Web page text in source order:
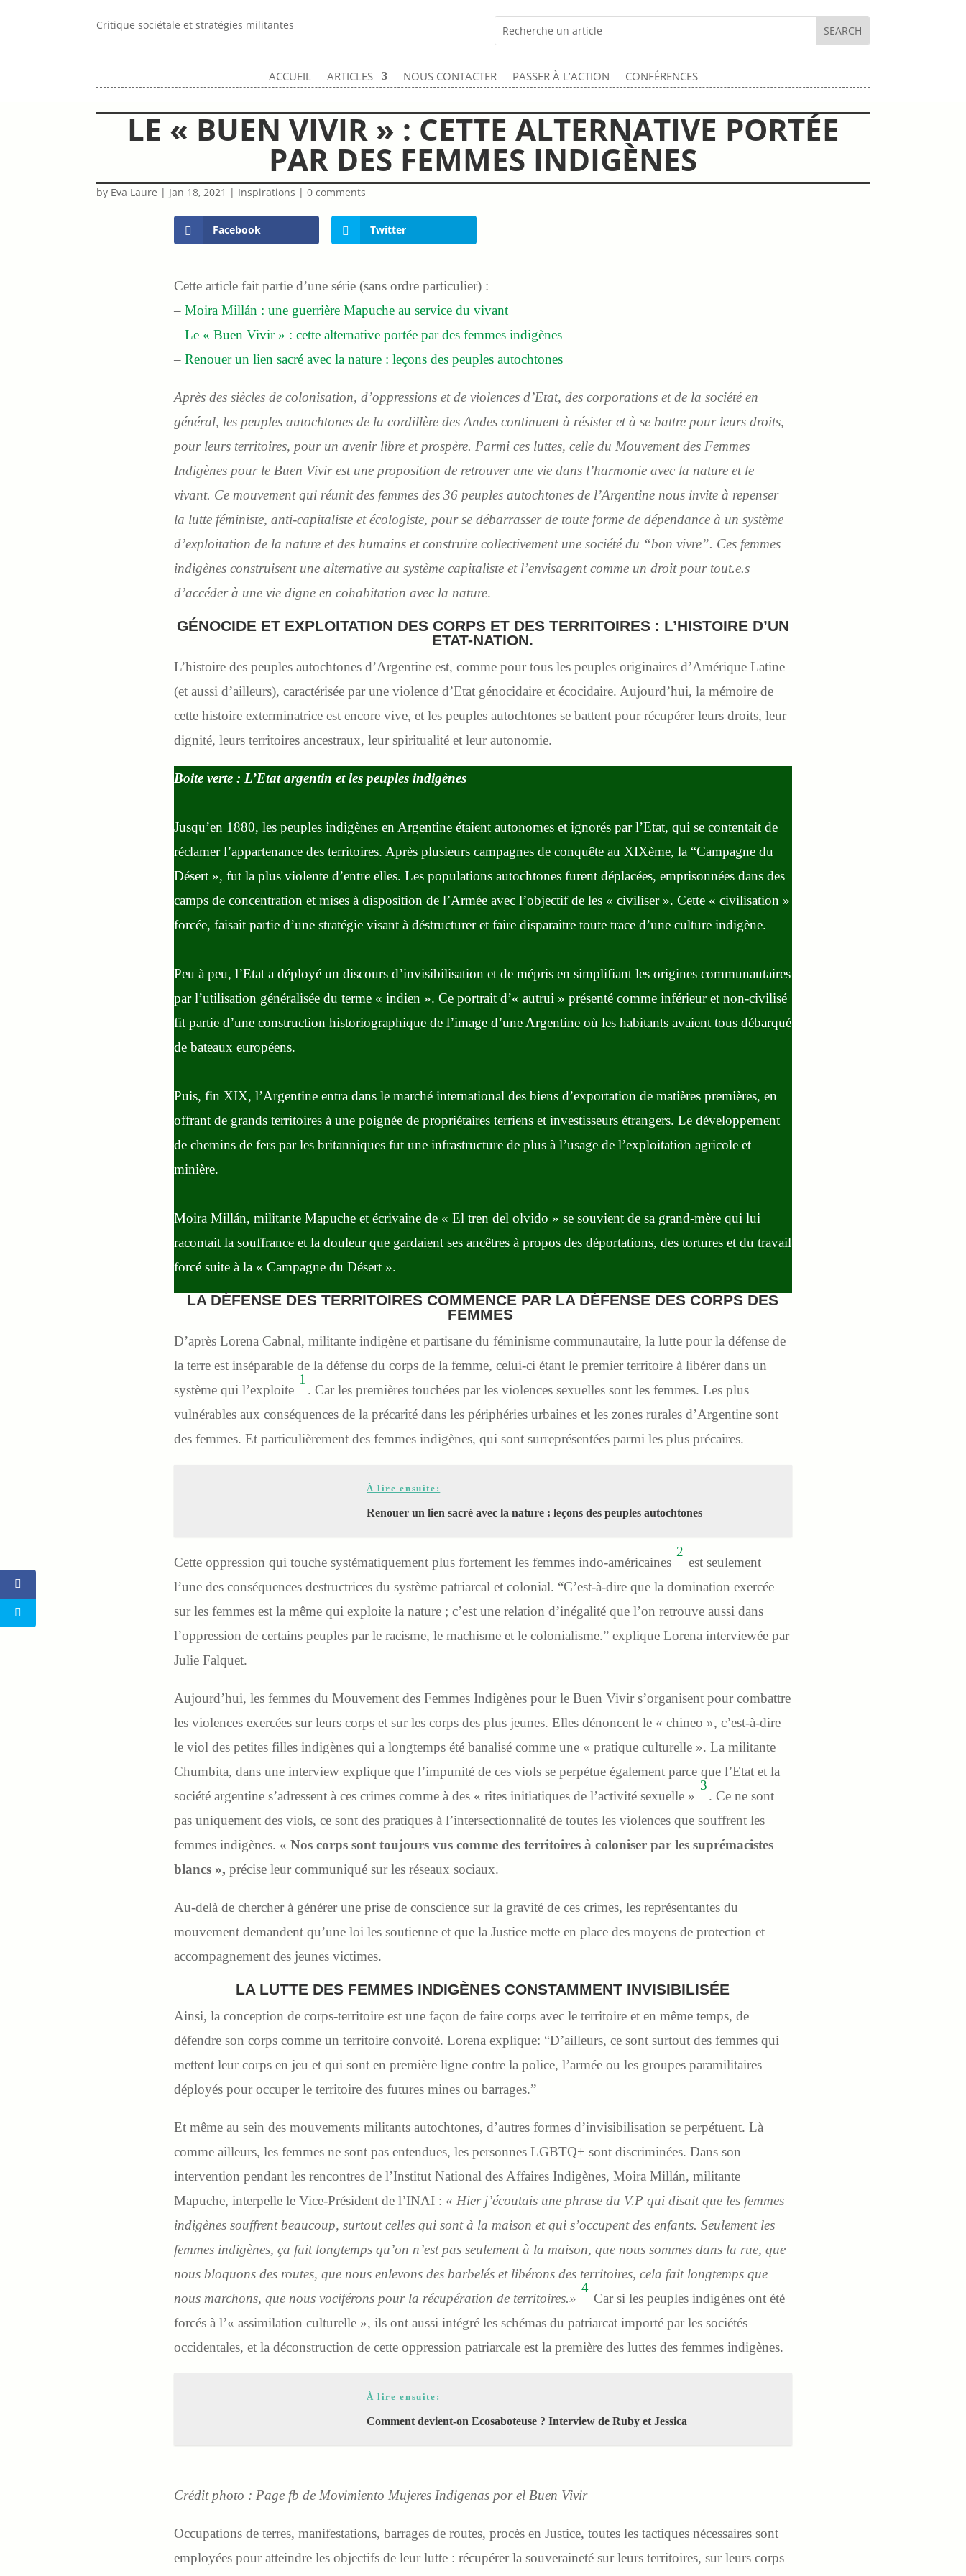
Critique sociétale et stratégies militantes
ACCUEIL ARTICLES NOUS CONTACTER PASSER À L’ACTION CONFÉRENCES
LE « BUEN VIVIR » : CETTE ALTERNATIVE PORTÉE
PAR DES FEMMES INDIGÈNES
by Eva Laure | Jan 18, 2021 | Inspirations |0 comments
Facebook Twitter
Cette article fait partie d’une série (sans ordre particulier) :
– Moira Millán : une guerrière Mapuche au service du vivant
– Le « Buen Vivir » : cette alternative portée par des femmes indigènes
– Renouer un lien sacré avec la nature : leçons des peuples autochtones
Après des siècles de colonisation, d’oppressions et de violences d’Etat, des corporations et de la société en
général, les peuples autochtones de la cordillère des Andes continuent à résister et à se battre pour leurs droits,
pour leurs territoires, pour un avenir libre et prospère. Parmi ces luttes, celle du Mouvement des Femmes
Indigènes pour le Buen Vivir est une proposition de retrouver une vie dans l’harmonie avec la nature et le
vivant. Ce mouvement qui réunit des femmes des 36 peuples autochtones de l’Argentine nous invite à repenser
la lutte féministe, anti-capitaliste et écologiste, pour se débarrasser de toute forme de dépendance à un système
d’exploitation de la nature et des humains et construire collectivement une société du “bon vivre”. Ces femmes
indigènes construisent une alternative au système capitaliste et l’envisagent comme un droit pour tout.e.s
d’accéder à une vie digne en cohabitation avec la nature.
GÉNOCIDE ET EXPLOITATION DES CORPS ET DES TERRITOIRES : L’HISTOIRE D’UN
ETAT-NATION.
L’histoire des peuples autochtones d’Argentine est, comme pour tous les peuples originaires d’Amérique Latine
(et aussi d’ailleurs), caractérisée par une violence d’Etat génocidaire et écocidaire. Aujourd’hui, la mémoire de
cette histoire exterminatrice est encore vive, et les peuples autochtones se battent pour récupérer leurs droits, leur
dignité, leurs territoires ancestraux, leur spiritualité et leur autonomie.
Boite verte : L’Etat argentin et les peuples indigènes
Jusqu’en 1880, les peuples indigènes en Argentine étaient autonomes et ignorés par l’Etat, qui se contentait de
réclamer l’appartenance des territoires. Après plusieurs campagnes de conquête au XIXème, la “Campagne du
Désert », fut la plus violente d’entre elles. Les populations autochtones furent déplacées, emprisonnées dans des
camps de concentration et mises à disposition de l’Armée avec l’objectif de les « civiliser ». Cette « civilisation »
forcée, faisait partie d’une stratégie visant à déstructurer et faire disparaitre toute trace d’une culture indigène.
Peu à peu, l’Etat a déployé un discours d’invisibilisation et de mépris en simplifiant les origines communautaires
par l’utilisation généralisée du terme « indien ». Ce portrait d’« autrui » présenté comme inférieur et non-civilisé
fit partie d’une construction historiographique de l’image d’une Argentine où les habitants avaient tous débarqué
de bateaux européens.
Puis, fin XIX, l’Argentine entra dans le marché international des biens d’exportation de matières premières, en
offrant de grands territoires à une poignée de propriétaires terriens et investisseurs étrangers. Le développement
de chemins de fers par les britanniques fut une infrastructure de plus à l’usage de l’exploitation agricole et
minière.
Moira Millán, militante Mapuche et écrivaine de « El tren del olvido » se souvient de sa grand-mère qui lui
racontait la souffrance et la douleur que gardaient ses ancêtres à propos des déportations, des tortures et du travail
forcé suite à la « Campagne du Désert ».
LA DÉFENSE DES TERRITOIRES COMMENCE PAR LA DÉFENSE DES CORPS DES
FEMMES
D’après Lorena Cabnal, militante indigène et partisane du féminisme communautaire, la lutte pour la défense de
la terre est inséparable de la défense du corps de la femme, celui-ci étant le premier territoire à libérer dans un
système qui l’exploite
1
. Car les premières touchées par les violences sexuelles sont les femmes. Les plus
vulnérables aux conséquences de la précarité dans les périphéries urbaines et les zones rurales d’Argentine sont
des femmes. Et particulièrement des femmes indigènes, qui sont surreprésentées parmi les plus précaires.
À lire ensuite:
Renouer un lien sacré avec la nature : leçons des peuples autochtones
Cette oppression qui touche systématiquement plus fortement les femmes indo-américaines
2
est seulement
l’une des conséquences destructrices du système patriarcal et colonial. “C’est-à-dire que la domination exercée
sur les femmes est la même qui exploite la nature ; c’est une relation d’inégalité que l’on retrouve aussi dans
l’oppression de certains peuples par le racisme, le machisme et le colonialisme.” explique Lorena interviewée par
Julie Falquet.
Aujourd’hui, les femmes du Mouvement des Femmes Indigènes pour le Buen Vivir s’organisent pour combattre
les violences exercées sur leurs corps et sur les corps des plus jeunes. Elles dénoncent le « chineo », c’est-à-dire
le viol des petites filles indigènes qui a longtemps été banalisé comme une « pratique culturelle ». La militante
Chumbita, dans une interview explique que l’impunité de ces viols se perpétue également parce que l’Etat et la
société argentine s’adressent à ces crimes comme à des « rites initiatiques de l’activité sexuelle »
3
. Ce ne sont
pas uniquement des viols, ce sont des pratiques à l’intersectionnalité de toutes les violences que souffrent les
femmes indigènes. « Nos corps sont toujours vus comme des territoires à coloniser par les suprémacistes
blancs », précise leur communiqué sur les réseaux sociaux.
Au-delà de chercher à générer une prise de conscience sur la gravité de ces crimes, les représentantes du
mouvement demandent qu’une loi les soutienne et que la Justice mette en place des moyens de protection et
accompagnement des jeunes victimes.
LA LUTTE DES FEMMES INDIGÈNES CONSTAMMENT INVISIBILISÉE
Ainsi, la conception de corps-territoire est une façon de faire corps avec le territoire et en même temps, de
défendre son corps comme un territoire convoité. Lorena explique: “D’ailleurs, ce sont surtout des femmes qui
mettent leur corps en jeu et qui sont en première ligne contre la police, l’armée ou les groupes paramilitaires
déployés pour occuper le territoire des futures mines ou barrages.”
Et même au sein des mouvements militants autochtones, d’autres formes d’invisibilisation se perpétuent. Là
comme ailleurs, les femmes ne sont pas entendues, les personnes LGBTQ+ sont discriminées. Dans son
intervention pendant les rencontres de l’Institut National des Affaires Indigènes, Moira Millán, militante
Mapuche, interpelle le Vice-Président de l’INAI : « Hier j’écoutais une phrase du V.P qui disait que les femmes
indigènes souffrent beaucoup, surtout celles qui sont à la maison et qui s’occupent des enfants. Seulement les
femmes indigènes, ça fait longtemps qu’on n’est pas seulement à la maison, que nous sommes dans la rue, que
nous bloquons des routes, que nous enlevons des barbelés et libérons des territoires, cela fait longtemps que
nous marchons, que nous vociférons pour la récupération de territoires.»
4
Car si les peuples indigènes ont été
forcés à l’« assimilation culturelle », ils ont aussi intégré les schémas du patriarcat importé par les sociétés
occidentales, et la déconstruction de cette oppression patriarcale est la première des luttes des femmes indigènes.
À lire ensuite:
Comment devient-on Ecosaboteuse ? Interview de Ruby et Jessica
Crédit photo : Page fb de Movimiento Mujeres Indigenas por el Buen Vivir
Occupations de terres, manifestations, barrages de routes, procès en Justice, toutes les tactiques nécessaires sont
employées pour atteindre les objectifs de leur lutte : récupérer la souveraineté sur leurs territoires, sur leurs corps